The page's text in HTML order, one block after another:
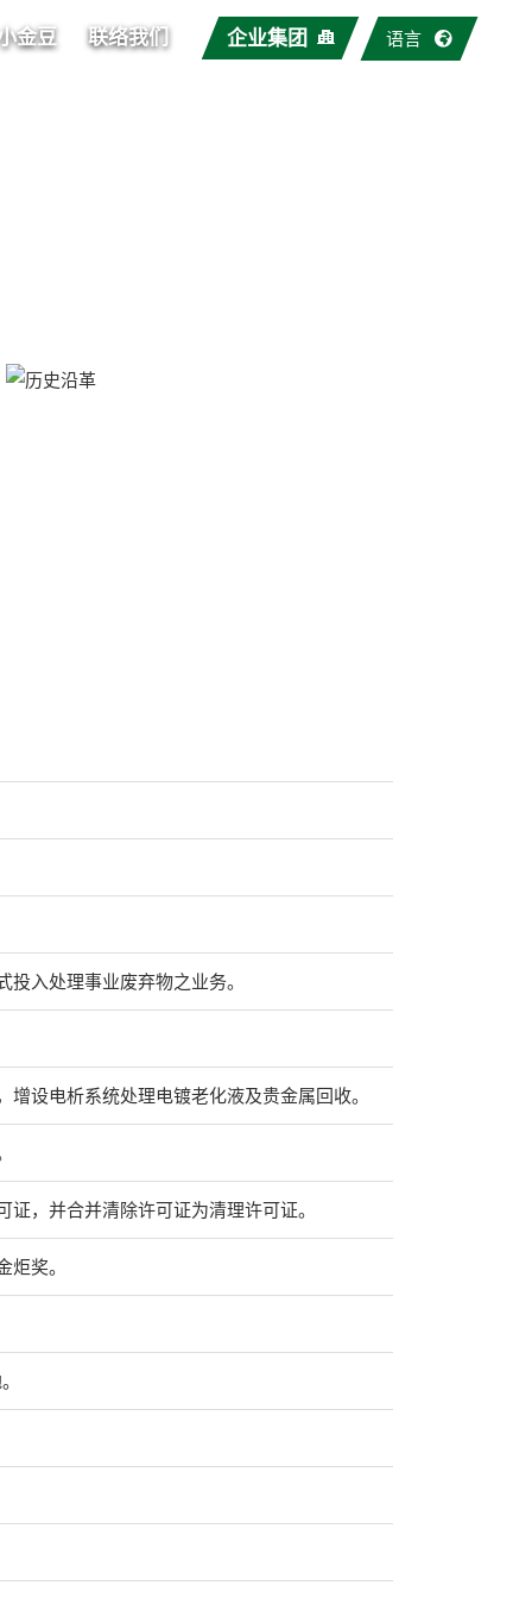
金豆 联络我们 企业集团 语言
入处理事业废弃物之业务。
设电析系统处理电镀老化液及贵金属回收。
，并合并清除许可证为清理许可证。
奖。